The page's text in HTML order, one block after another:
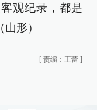
观纪录，都是
形）
[ 责编：王蕾 ]